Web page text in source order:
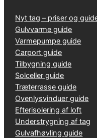
Nyt tag – priser og
Gulvvarme guide
Varmepumpe guide
Carport guide
Tilbygning guide
Solceller guide
Træterrasse guide
Ovenlysvinduer guide
Efterisolering af loft
Understrygning af tag
Gulvafhøvling guide